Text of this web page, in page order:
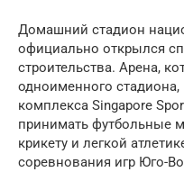
Домашний стадион
официально открылся
строительства. Арена,
одноименного стадиона,
комплекса Singapore
принимать футбольные
крикету и легкой
соревнования игр Юго-